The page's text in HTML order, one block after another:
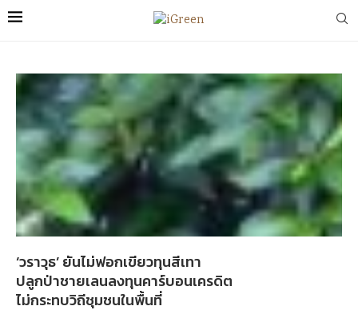
‘วราวุธ’ ยันไม่ฟอกเขียวทุนสีเทา
ปลูกป่าชายเลนลงทุนคาร์บอนเครดิต
ไม่กระทบวิถีชุมชนในพื้นที่